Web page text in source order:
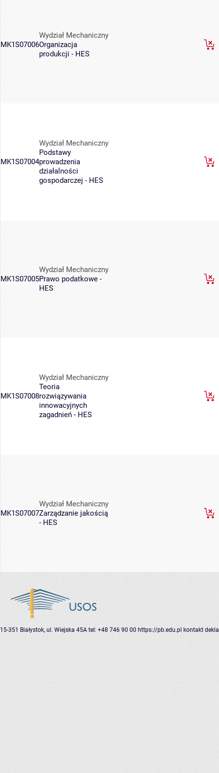
MK1S07006
Wydział Mechaniczny
Organizacja
produkcji - HES
MK1S07004
Wydział Mechaniczny
Podstawy
prowadzenia
działalności
gospodarczej - HES
MK1S07005
Wydział Mechaniczny
Prawo podatkowe -
HES
MK1S07008
Wydział Mechaniczny
Teoria
rozwiązywania
innowacyjnych
zagadnień - HES
MK1S07007
Wydział Mechaniczny
Zarządzanie jakością
- HES
15-351 Białystok, ul. Wiejska 45A tel: +48 746 90 00 https://pb.edu.pl kontakt